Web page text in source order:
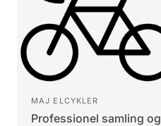
MAJ ELCYKLER
Professionel samling og